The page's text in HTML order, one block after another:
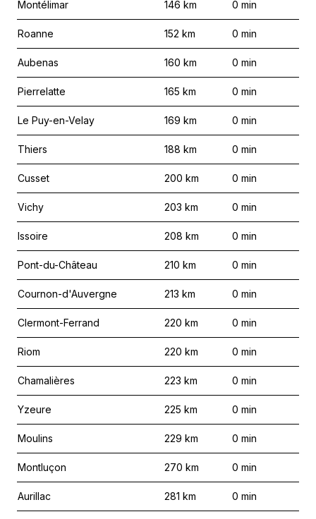
Montélimar 146 km 0 min
Roanne 152 km 0 min
Aubenas 160 km 0 min
Pierrelatte 165 km 0 min
Le Puy-en-Velay 169 km 0 min
Thiers 188 km 0 min
Cusset 200 km 0 min
Vichy 203 km 0 min
Issoire 208 km 0 min
Pont-du-Château 210 km 0 min
Cournon-d'Auvergne 213 km 0 min
Clermont-Ferrand 220 km 0 min
Riom 220 km 0 min
Chamalières 223 km 0 min
Yzeure 225 km 0 min
Moulins 229 km 0 min
Montluçon 270 km 0 min
Aurillac 281 km 0 min